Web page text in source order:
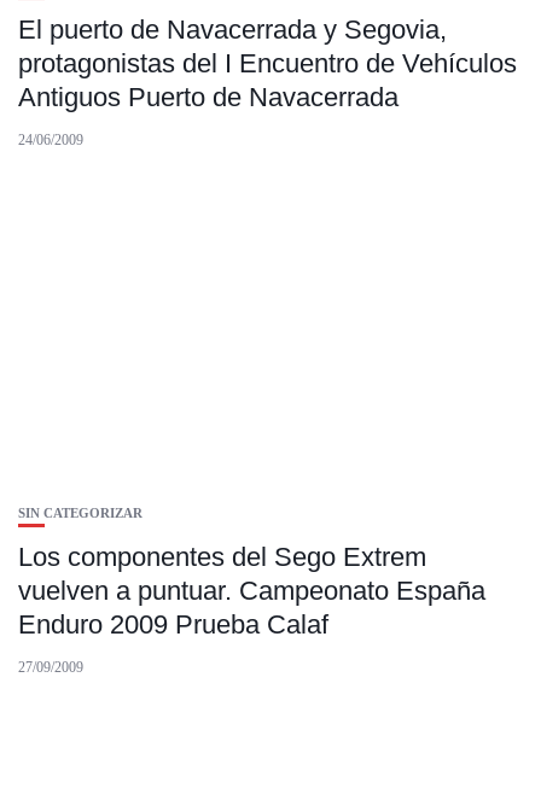
El puerto de Navacerrada y Segovia,
protagonistas del I Encuentro de Vehículos
Antiguos Puerto de Navacerrada
24/06/2009
SIN CATEGORIZAR
Los componentes del Sego Extrem
vuelven a puntuar. Campeonato España
Enduro 2009 Prueba Calaf
27/09/2009